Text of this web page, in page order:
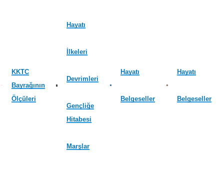
KKTC
Bayrağının
Ölçüleri
Hayatı
İlkeleri
Devrimleri
Gençliğe
Hitabesi
Marşlar
Hayatı
Belgeseller
Hayatı
Belgeseller